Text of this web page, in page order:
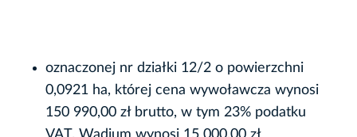
oznaczonej nr działki 12/2 o powierzchni
0,0921 ha, której cena wywoławcza wynosi
150 990,00 zł brutto, w tym 23% podatku